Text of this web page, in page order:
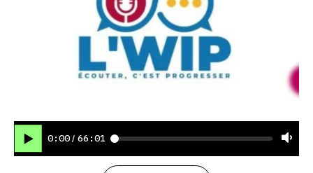
0:00 / 66:01